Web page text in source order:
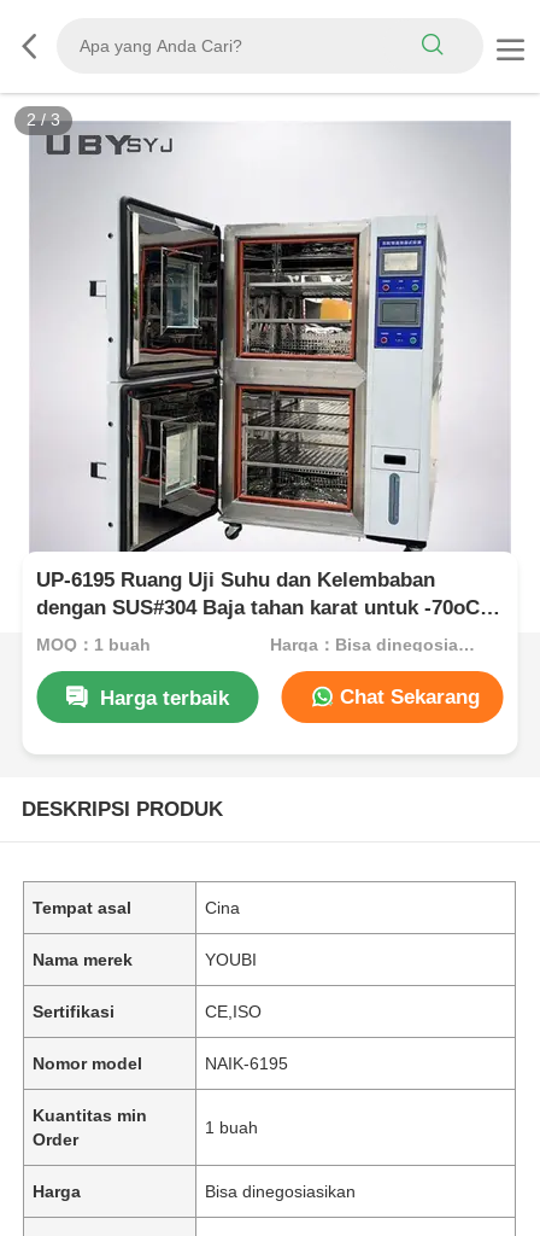
3/3
UP-6195 Ruang Uji Suhu dan Kelembaban
dengan SUS#304 Baja tahan karat untuk -70oC ~
150oC dan 20% ~ 98% Kontrol Kelembaban
MOQ：1 buah Harga：Bisa dinegosiasikan
Harga terbaik Chat Sekarang
DESKRIPSI PRODUK
Tempat asal Cina
Nama merek YOUBI
Sertifikasi CE,ISO
Nomor model NAIK-6195
Kuantitas min
Order
1 buah
Harga Bisa dinegosiasikan